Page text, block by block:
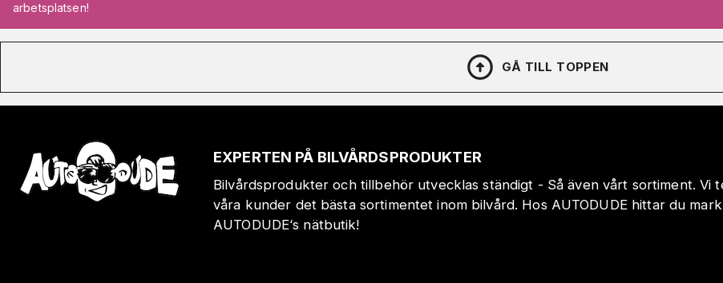
arbetsplatsen!
GÅ TILL TOPPEN
EXPERTEN PÅ BILVÅRDSPRODUKTER
Bilvårdsprodukter och tillbehör utvecklas ständigt - Så även vårt sortiment.
våra kunder det bästa sortimentet inom bilvård. Hos AUTODUDE hittar du
AUTODUDE‘s nätbutik!